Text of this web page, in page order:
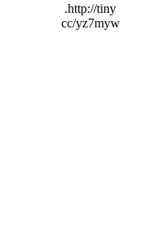
http://tiny.
cc/yz7myw